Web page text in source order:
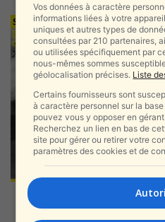
Vos données à caractère
informations liées à votre
uniques et autres types de
consultées par 210 partenaires,
ou utilisées spécifiquement par
nous-mêmes sommes
géolocalisation précises. Liste
Certains fournisseurs sont
à caractère personnel sur la
pouvez vous y opposer en
Recherchez un lien en bas de
site pour gérer ou retirer votre
paramètres des cookies et de